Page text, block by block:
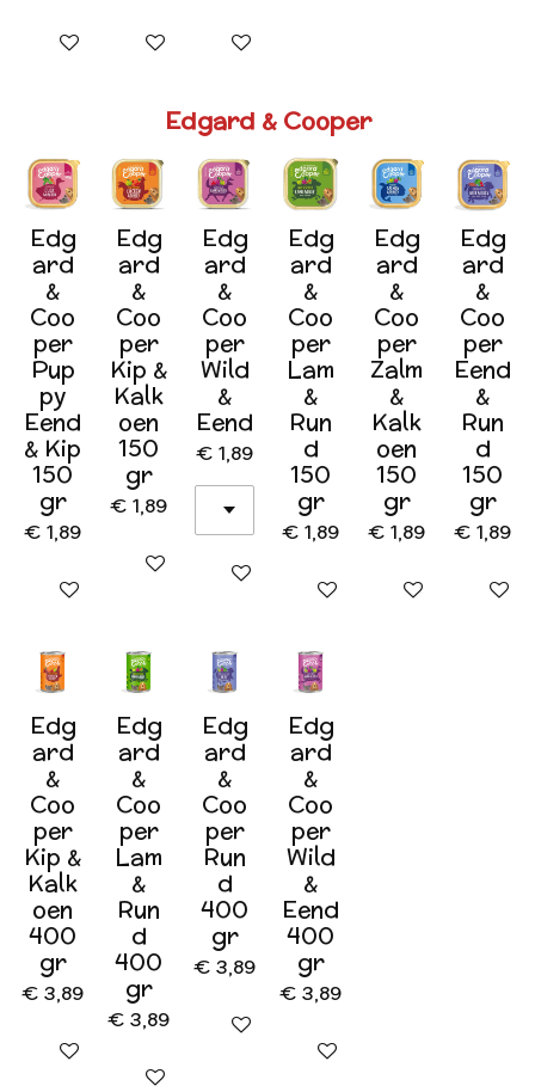
In winkelwagenIn winkelwagenIn winkelwagen
Edgard & Cooper
Edg
ard
&
Coo
per
Pup
py
Eend
& Kip
150
gr
€ 1,89
In winkelwagen
Edg
ard
&
Coo
per
Kip &
Kalk
oen
150
gr
€ 1,89
In winkelwagen
Edg
ard
&
Coo
per
Wild
&
Eend
€ 1,89
In winkelwagen
Edg
ard
&
Coo
per
Lam
&
Run
d
150
gr
€ 1,89
In winkelwagen
Edg
ard
&
Coo
per
Zalm
&
Kalk
oen
150
gr
€ 1,89
In winkelwagen
Edg
ard
&
Coo
per
Eend
&
Run
d
150
gr
€ 1,89
In
Edg
ard
&
Coo
per
Kip &
Kalk
oen
400
gr
€ 3,89
In winkelwagen
Edg
ard
&
Coo
per
Lam
&
Run
d
400
gr
€ 3,89
In winkelwagen
Edg
ard
&
Coo
per
Run
d
400
gr
€ 3,89
In winkelwagen
Edg
ard
&
Coo
per
Wild
&
Eend
400
gr
€ 3,89
In winkelwagen